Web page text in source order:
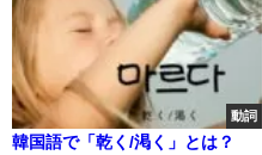
動詞
韓国語で「乾く/渇く」とは？